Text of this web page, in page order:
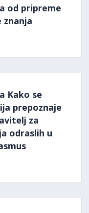
od pripreme
znanja
Kako se
prepoznaje
za
odraslih u